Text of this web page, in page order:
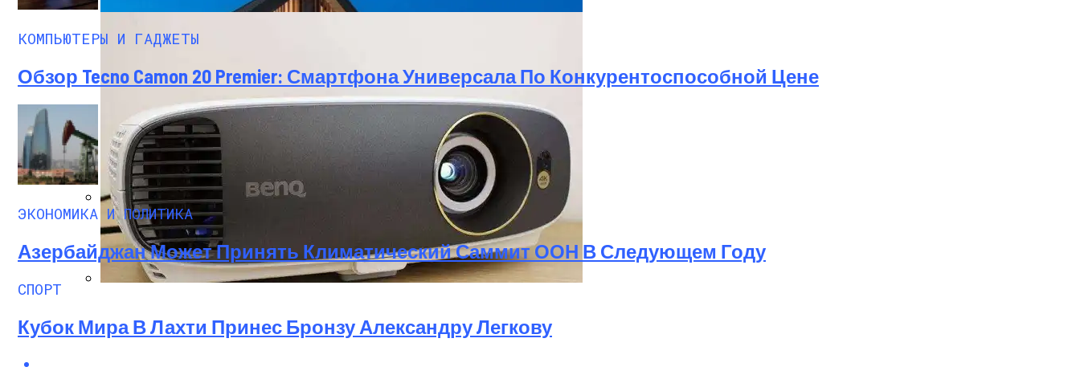
Роллетные Ворота
Барнхаусы: Строительство Под Ключ – Комфорт И Экологичность
КОМПЬЮТЕРЫ И ГАДЖЕТЫ
Обзор Tecno Camon 20 Premier: Смартфона Универсала По Конкурентоспособной Цене
ЭКОНОМИКА И ПОЛИТИКА
Азербайджан Может Принять Климатический Саммит ООН В Следующем Году
СПОРТ
Кубок Мира В Лахти Принес Бронзу Александру Легкову